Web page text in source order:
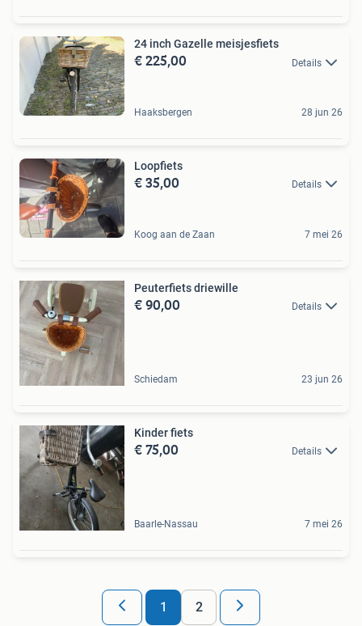
24 inch Gazelle meisjesfiets
€ 225,00 Details
Haaksbergen 28 jun 26
Loopfiets
€ 35,00 Details
Koog aan de Zaan 7 mei 26
Peuterfiets driewille
€ 90,00 Details
Schiedam 23 jun 26
Kinder fiets
€ 75,00 Details
Baarle-Nassau 7 mei 26
1 2